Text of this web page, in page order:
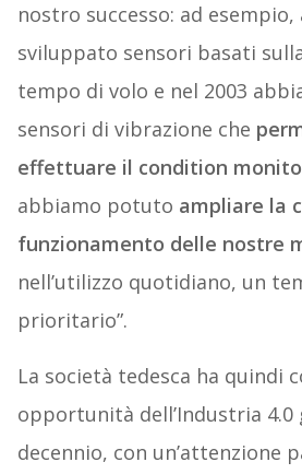
nostro successo: ad
sviluppato sensori basati
tempo di volo e nel 2003
sensori di vibrazione che
effettuare il condition
abbiamo potuto ampliare la
funzionamento delle nostre
nell’utilizzo quotidiano, un
prioritario”.
La società tedesca ha quindi
opportunità dell’Industria 4.0
decennio, con un’attenzione